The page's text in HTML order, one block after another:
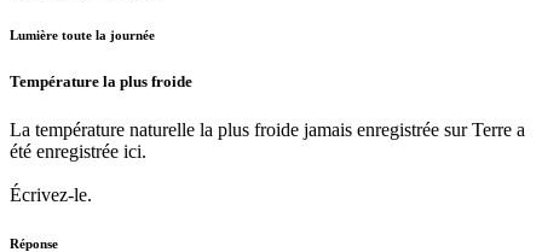
Lumière toute la journée
Température la plus froide
La température naturelle la plus froide jamais enregistrée sur Terre a
été enregistrée ici.
Écrivez-le.
Réponse